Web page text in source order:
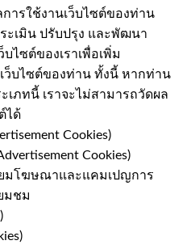
ารใช้งานเว็บไซต์ของท่าน
ะเมิน ปรับปรุง และพัฒนา
ไซต์ของเราเพื่อเพิ่ม
ว็บไซต์ของท่าน ทั้งนี้ หากท่าน
เภทนี้ เราจะไม่สามารถวัดผล
ได้
Cookies)
Cookies)
มโฆษณาและแคมเปญการ
มชม